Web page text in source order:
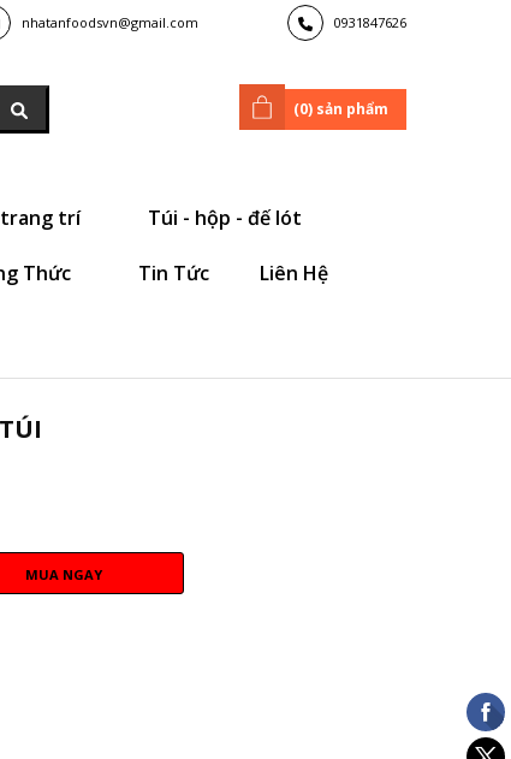
nhatanfoodsvn@gmail.com 0931847626
(0) sản phẩm
trang trí Túi - hộp - đế lót
Thức Tin Tức Liên Hệ
MUA NGAY